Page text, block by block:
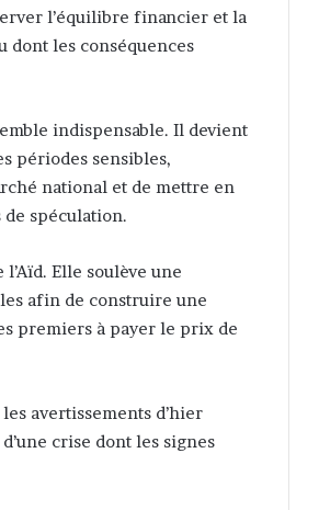
l’équilibre financier et la
dont les conséquences
indispensable. Il devient
périodes sensibles,
national et de mettre en
spéculation.
Elle soulève une
afin de construire une
premiers à payer le prix de
avertissements d’hier
crise dont les signes